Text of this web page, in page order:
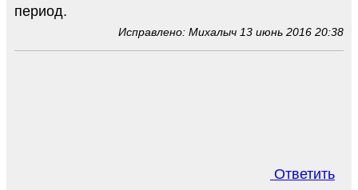
период.
Исправлено: Михалыч 13 июнь 2016 20:38
Ответить